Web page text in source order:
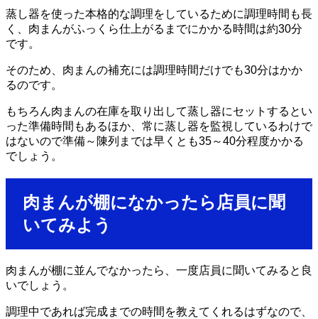
蒸し器を使った本格的な調理をしているために調理時間も長
く、肉まんがふっくら仕上がるまでにかかる時間は約30分
です。
そのため、肉まんの補充には調理時間だけでも30分はかか
るのです。
もちろん肉まんの在庫を取り出して蒸し器にセットするとい
った準備時間もあるほか、常に蒸し器を監視しているわけで
はないので準備～陳列までは早くとも35～40分程度かかる
でしょう。
肉まんが棚になかったら店員に聞
いてみよう
肉まんが棚に並んでなかったら、一度店員に聞いてみると良
いでしょう。
調理中であれば完成までの時間を教えてくれるはずなので、